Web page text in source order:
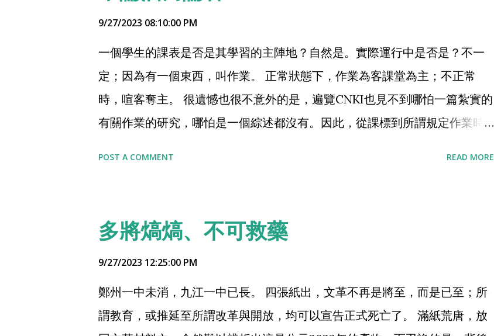
9/27/2023 08:10:00 PM
一個學生的課表是否是其學習的主陣地？自然是。實際運行中是否是？不一
定；因為有一個東西，叫作業。 正常狀態下，作業為客課堂為主；不正常
時，喧客奪主。 很遺憾也很不意外的是，遍覽CNKI也見不到哪怕一篇紮實的
有關作業的研究，哪怕是一個綜述都沒有。因此，從課標到所謂規定作業時
三個： 其一自然還是那個特殊的課表結構，給出足夠多的自習，不一定最終
實現學生的自習，但至少給了作業時間。王錚末期硬排自習，引發橫幅事
件，今日反思，最可唏噓！ 其二是不許安排什麼課堂考週週考等各類無效考
試，在今天入學的學生視角，這個很快會成為神話傳說吧。這個策略，在底
層保證了高一高二學生的學生而非考生的身份。 其三就是各類教研時不斷懟
學科負責人，強化作業效度，最大限度保持學生有基本的做人尊嚴，畢竟，
POST A COMMENT READ MORE
多將熇熇、不可救藥
9/27/2023 12:25:00 PM
鄭州一中未消，九江一中已長。 四張紙出，文革不再是將至，而是已至；所
謂教育，或推延至所謂改革與開放，均可以宣告正式死亡了。 滿紙荒唐，放